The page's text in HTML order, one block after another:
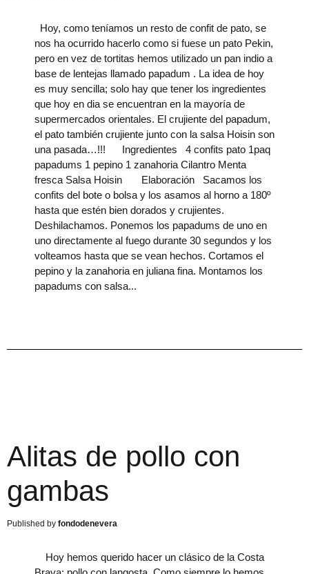
Hoy, como teníamos un resto de confit de pato, se
nos ha ocurrido hacerlo como si fuese un pato Pekin,
pero en vez de tortitas hemos utilizado un pan indio a
base de lentejas llamado papadum . La idea de hoy
es muy sencilla; solo hay que tener los ingredientes
que hoy en dia se encuentran en la mayoría de
supermercados orientales. El crujiente del papadum,
el pato también crujiente junto con la salsa Hoisin son
una pasada…!!! ​ Ingredientes 4 confits pato 1paq
papadums 1 pepino 1 zanahoria Cilantro Menta
fresca Salsa Hoisin Elaboración Sacamos los
confits del bote o bolsa y los asamos al horno a 180º
hasta que estén bien dorados y crujientes.
Deshilachamos. Ponemos los papadums de uno en
uno directamente al fuego durante 30 segundos y los
volteamos hasta que se vean hechos. Cortamos el
pepino y la zanahoria en juliana fina. Montamos los
papadums con salsa
Alitas de pollo con
gambas
fondodenevera
Hoy hemos querido hacer un clásico de la Costa